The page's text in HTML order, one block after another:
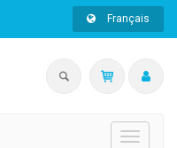
Français
Toggle